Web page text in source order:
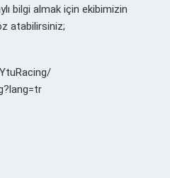
bilgi almak için ekibimizin
atabilirsiniz;